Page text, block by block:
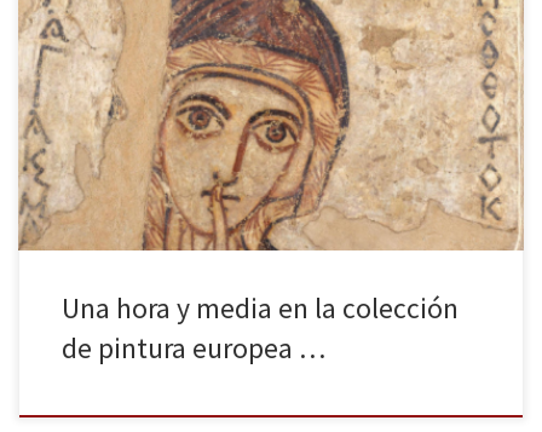
La ciudad de Varsovia ofrece un testimonio impactante de los
sucesos ocurridos a lo largo de la historia del siglo XX: un muro
construido por los nazis que rompe el trazado de sus calles y
patios comunales para separar los judíos, una guerra mundial que
la arrasó por completo, un […]
Una hora y media en la colección
de pintura europea …